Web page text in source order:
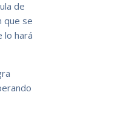
de
que se
lo hará